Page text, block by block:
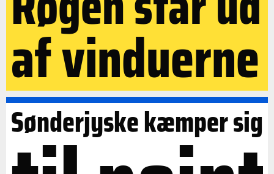
af vinduerne
Sønderjyske kæmper sig